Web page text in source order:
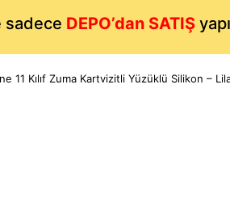
sadece DEPO’dan SATIŞ
11 Kılıf Zuma Kartvizitli Yüzüklü Silikon –